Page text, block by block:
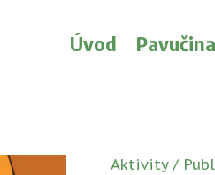
Úvod Pavučina
Aktivity/